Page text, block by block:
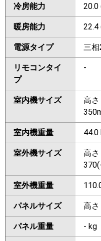
冷房能力 20.0
暖房能力 22.4
電源タイプ 三
リモコンタイ
プ
-
室内機サイズ
高
室内機重量 44.0
室外機サイズ
高
室外機重量
パネルサイズ 高
パネル重量 - kg